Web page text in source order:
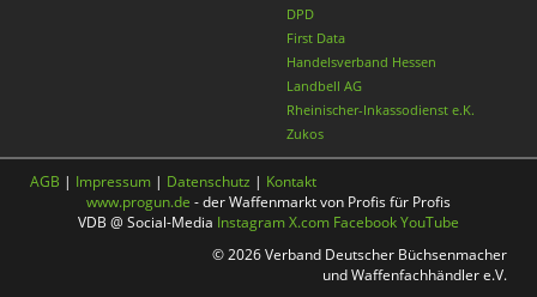
DPD
First Data
Handelsverband Hessen
Landbell AG
Rheinischer-Inkassodienst e.K.
Zukos
AGB | Impressum | Datenschutz | Kontakt
www.progun.de - der Waffenmarkt von Profis für Profis
VDB @ Social-Media InstagramX.com FacebookYouTube
© 2026 Verband Deutscher Büchsenmacher
und Waffenfachhändler e.V.